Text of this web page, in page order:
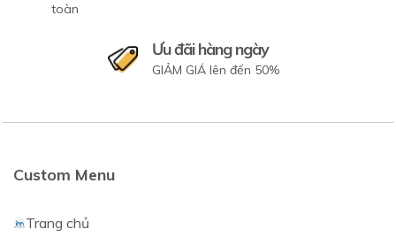
toàn
Ưu đãi hàng ngày
GIẢM GIÁ lên đến 50%
Custom Menu
Trang chủ